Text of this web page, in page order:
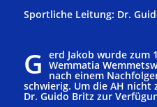
Sportliche Leitung: Dr.
G erd Jakob wurde zum
Wemmatia
nach einem
schwierig. Um die AH nicht
Dr. Guido Britz zur